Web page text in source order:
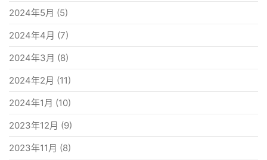
2024年5月 (5)
2024年4月 (7)
2024年3月 (8)
2024年2月 (11)
2024年1月 (10)
2023年12月 (9)
2023年11月 (8)